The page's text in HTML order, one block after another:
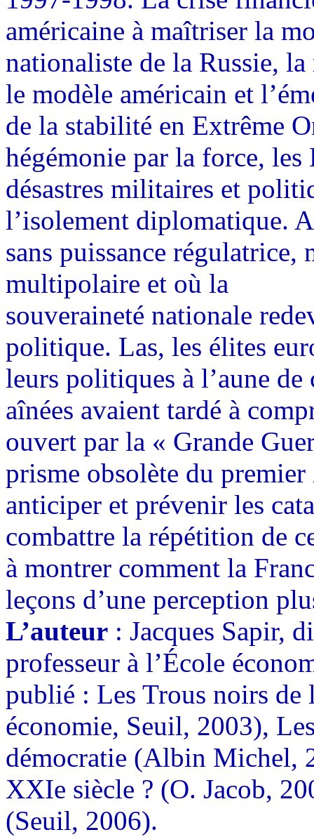
américaine à maîtriser la
nationaliste de la Russie,
le modèle américain et
de la stabilité en Extrême
hégémonie par la force,
désastres militaires et
l’isolement diplomatique.
sans puissance régulatrice,
multipolaire et où la
souveraineté nationale
politique. Las, les élites
leurs politiques à l’aune
aînées avaient tardé à
ouvert par la « Grande
prisme obsolète du
anticiper et prévenir les
combattre la répétition de
à montrer comment la
leçons d’une perception
L’auteur : Jacques Sapir,
professeur à l’École
publié : Les Trous noirs de
économie, Seuil, 2003),
démocratie (Albin Michel,
XXIe siècle ? (O. Jacob,
(Seuil, 2006).